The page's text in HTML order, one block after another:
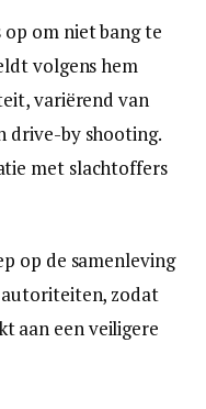
om niet bang te
volgens hem
variërend van
drive-by shooting.
met slachtoffers
op de samenleving
zodat
aan een veiligere